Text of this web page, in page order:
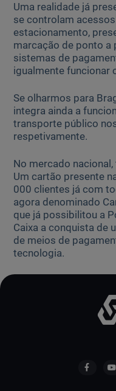
Uma realidade já
se controlam
estacionamento,
marcação de ponto a
sistemas de
igualmente funcionar
Se olharmos para
integra ainda a
transporte público
respetivamente.
No mercado
Um cartão presente
000 clientes já com
agora denominado
que já possibilitou a
Caixa a conquista de
de meios de
tecnologia.